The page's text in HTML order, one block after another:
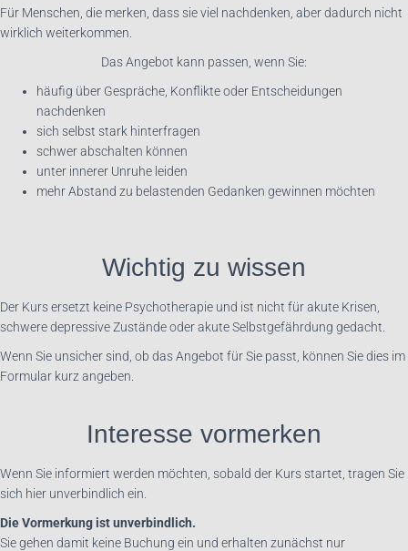
Für Menschen, die merken, dass sie viel nachdenken, aber dadurch nicht
wirklich weiterkommen.
Das Angebot kann passen, wenn Sie:
häufig über Gespräche, Konflikte oder Entscheidungen
nachdenken
sich selbst stark hinterfragen
schwer abschalten können
unter innerer Unruhe leiden
mehr Abstand zu belastenden Gedanken gewinnen möchten
Wichtig zu wissen
Der Kurs ersetzt keine Psychotherapie und ist nicht für akute Krisen,
schwere depressive Zustände oder akute Selbstgefährdung gedacht.
Wenn Sie unsicher sind, ob das Angebot für Sie passt, können Sie dies im
Formular kurz angeben.
Interesse vormerken
Wenn Sie informiert werden möchten, sobald der Kurs startet, tragen Sie
sich hier unverbindlich ein.
Die Vormerkung ist unverbindlich.
Sie gehen damit keine Buchung ein und erhalten zunächst nur